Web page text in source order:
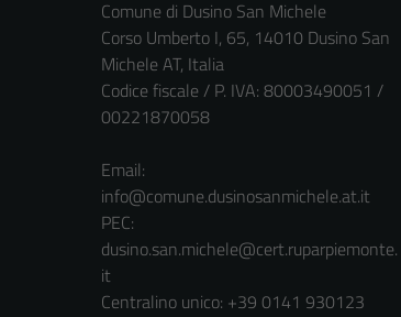
Comune di Dusino San Michele
Corso Umberto I, 65, 14010 Dusino San
Michele AT, Italia
Codice fiscale / P. IVA: 80003490051 /
00221870058
Email:
info@comune.dusinosanmichele.at.it
PEC:
dusino.san.michele@cert.ruparpiemonte.
it
Centralino unico: +39 0141 930123